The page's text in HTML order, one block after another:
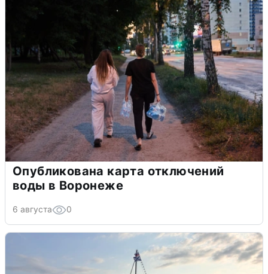
Опубликована карта отключений
воды в Воронеже
6 августа 0